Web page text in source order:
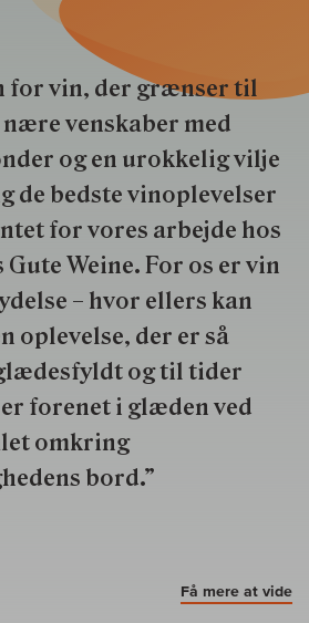
for vin, der grænser til
venskaber med
og en urokkelig vilje
de bedste vinoplevelser
for vores arbejde hos
Weine. For os er vin
– hvor ellers kan
oplevelse, der er så
og til tider
forenet i glæden ved
omkring
bord.”
Få mere at vide